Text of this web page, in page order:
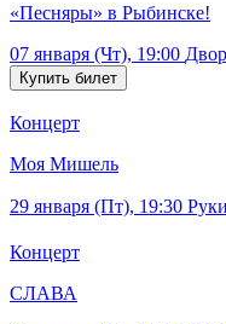
«Песняры» в Рыбинске!
07 января (Чт), 19:00
Концерт
Моя Мишель
29 января (Пт), 19:30
Концерт
СЛАВА